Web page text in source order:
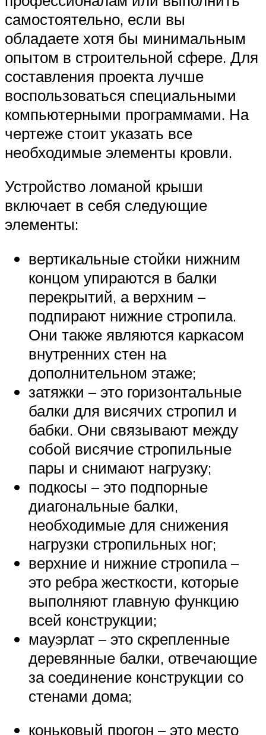
самостоятельно, если вы
обладаете хотя бы минимальным
опытом в строительной сфере. Для
составления проекта лучше
воспользоваться специальными
компьютерными программами. На
чертеже стоит указать все
необходимые элементы кровли.
Устройство ломаной крыши
включает в себя следующие
элементы:
вертикальные стойки нижним
концом упираются в балки
перекрытий, а верхним –
подпирают нижние стропила.
Они также являются каркасом
внутренних стен на
дополнительном этаже;
затяжки – это горизонтальные
балки для висячих стропил и
бабки. Они связывают между
собой висячие стропильные
пары и снимают нагрузку;
подкосы – это подпорные
диагональные балки,
необходимые для снижения
нагрузки стропильных ног;
верхние и нижние стропила –
это ребра жесткости, которые
выполняют главную функцию
всей конструкции;
мауэрлат – это скрепленные
деревянные балки, отвечающие
за соединение конструкции со
стенами дома;
коньковый прогон – это место